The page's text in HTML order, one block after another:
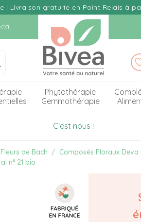
| Livraison gratuite en Point Relais à
Phytothérapie
Gemmothérapie
C'est nous !
Fleurs de Bach
Composés Floraux Deva
n° 21 bio